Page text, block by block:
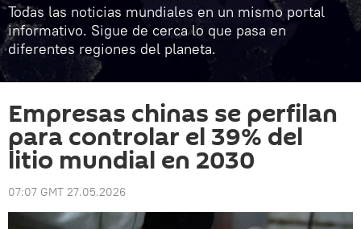
Todas las noticias mundiales en un mismo portal
informativo. Sigue de cerca lo que pasa en
diferentes regiones del planeta.
Empresas chinas se perfilan
para controlar el 39% del
litio mundial en 2030
07:07 GMT 27.05.2026